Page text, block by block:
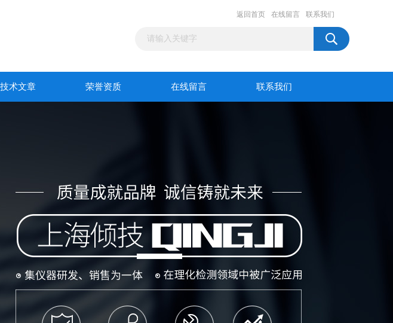
返回首页 在线留言 联系我们
技术文章 荣誉资质 在线留言 联系我们